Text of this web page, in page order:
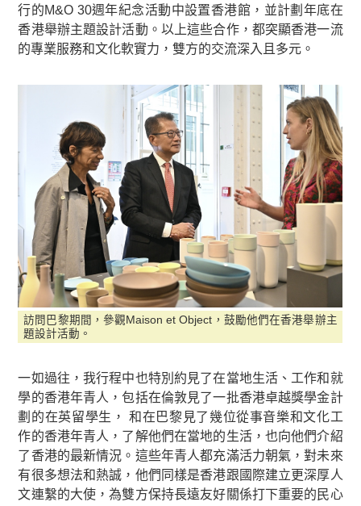
行的M&O 30週年紀念活動中設置香港館，並計劃年底在
香港舉辦主題設計活動。以上這些合作，都突顯香港一流
的專業服務和文化軟實力，雙方的交流深入且多元。
訪問巴黎期間，參觀Maison et Object，鼓勵他們在香港舉辦主
題設計活動。
一如過往，我行程中也特別約見了在當地生活、工作和就
學的香港年青人，包括在倫敦見了一批香港卓越獎學金計
劃的在英留學生， 和在巴黎見了幾位從事音樂和文化工
作的香港年青人，了解他們在當地的生活，也向他們介紹
了香港的最新情況。這些年青人都充滿活力朝氣，對未來
有很多想法和熱誠，他們同樣是香港跟國際建立更深厚人
文連繫的大使，為雙方保持長遠友好關係打下重要的民心